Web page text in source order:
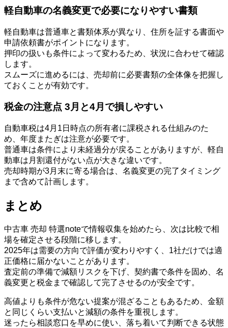
軽自動車の名義変更で必要になりやすい書類
軽自動車は普通車と書類体系が異なり、住所を証する書面や
申請依頼書がポイントになります。
押印の扱いも条件によって変わるため、状況に合わせて確認
します。
スムーズに進めるには、売却前に必要書類の全体像を把握し
ておくことが有効です。
税金の注意点 3月と4月で損しやすい
自動車税は4月1日時点の所有者に課税される仕組みのた
め、年度またぎは注意が必要です。
普通車は条件により未経過分が戻ることがありますが、軽自
動車は月割還付がない点が大きな違いです。
売却時期が3月末に寄る場合は、名義変更の完了タイミング
まで含めて計画します。
まとめ
中古車 売却 特選noteで情報収集を始めたら、次は比較で相
場を確定させる段階に移します。
2025年は需要の方向で評価が変わりやすく、1社だけでは適
正価格に届かないことがあります。
査定前の準備で減額リスクを下げ、契約書で条件を固め、名
義変更と税金まで確認して完了させるのが安全です。
高値よりも条件が危ない提案が混ざることもあるため、金額
と同じくらい支払いと減額の条件を重視します。
迷ったら相談窓口を早めに使い、落ち着いて判断できる状態